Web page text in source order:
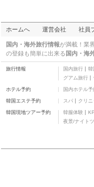
ホームへ 運営会社 社員
国内・海外旅行情報が満載！業
の登録も簡単に出来る 国内・海
旅行情報 国内旅行 韓
グアム旅行
ホテル予約 国内ホテル予
韓国エステ予約 スパ クリニ
韓国現地ツアー予約 韓服体験
夜景/ナイト